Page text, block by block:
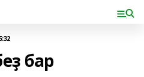
бар